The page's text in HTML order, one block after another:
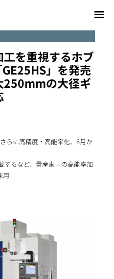
を重視するホブ
」を発売
250mmの大径ギ
らに高精度・高能率化、6月か
るなど、量産歯車の高能率加
用